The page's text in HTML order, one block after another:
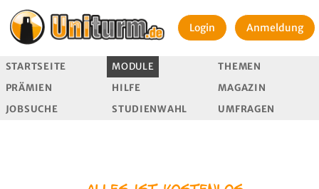
Login Anmeldung
STARTSEITE MODULE
THEMEN
PRÄMIEN
HILFE
MAGAZIN
JOBSUCHE
STUDIENWAHL UMFRAGEN